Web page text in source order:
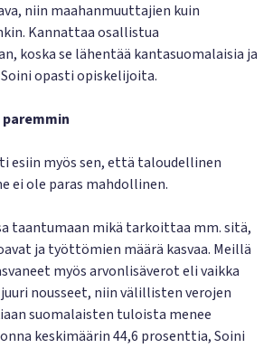
niin maahanmuuttajien kuin
Kannattaa osallistua
koska se lähentää kantasuomalaisia ja
opasti opiskelijoita.
esiin myös sen, että taloudellinen
ei ole paras mahdollinen.
taantumaan mikä tarkoittaa mm. sitä,
ja työttömien määrä kasvaa. Meillä
myös arvonlisäverot eli vaikka
nousseet, niin välillisten verojen
suomalaisten tuloista menee
keskimäärin 44,6 prosenttia, Soini